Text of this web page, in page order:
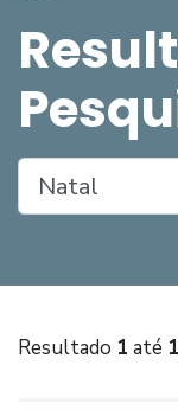
Resultado 1 até